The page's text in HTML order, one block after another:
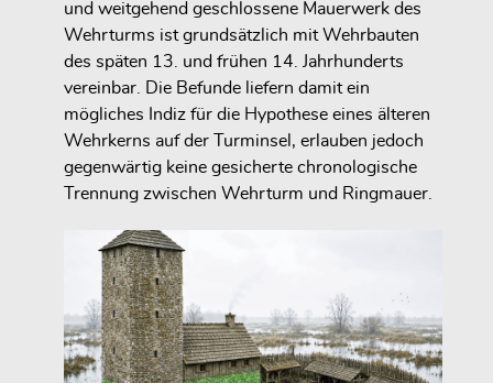
und weitgehend geschlossene Mauerwerk des
Wehrturms ist grundsätzlich mit Wehrbauten
des späten 13. und frühen 14. Jahrhunderts
vereinbar. Die Befunde liefern damit ein
mögliches Indiz für die Hypothese eines älteren
Wehrkerns auf der Turminsel, erlauben jedoch
gegenwärtig keine gesicherte chronologische
Trennung zwischen Wehrturm und Ringmauer.